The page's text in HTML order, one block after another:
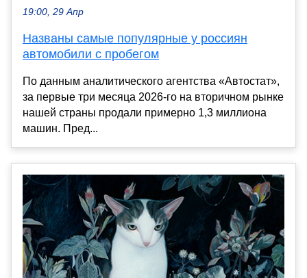
19:00, 29 Апр
Названы самые популярные у россиян
автомобили с пробегом
По данным аналитического агентства «Автостат»,
за первые три месяца 2026-го на вторичном рынке
нашей страны продали примерно 1,3 миллиона
машин. Пред...